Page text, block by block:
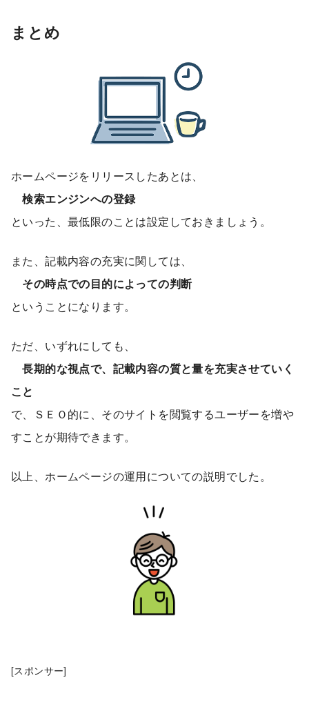
まとめ
ホームページをリリースしたあとは、
検索エンジンへの登録
といった、最低限のことは設定しておきましょう。
また、記載内容の充実に関しては、
その時点での目的によっての判断
ということになります。
ただ、いずれにしても、
長期的な視点で、記載内容の質と量を充実させていく
こと
で、ＳＥＯ的に、そのサイトを閲覧するユーザーを増や
すことが期待できます。
以上、ホームページの運用についての説明でした。
[スポンサー]